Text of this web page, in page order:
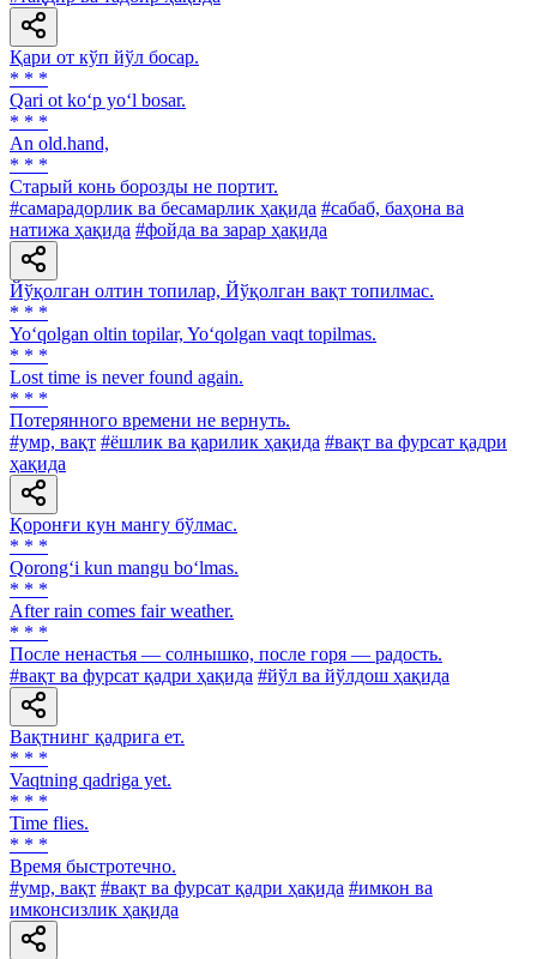
Қари от кўп йўл босар.
* * *
Qari ot ko‘p yo‘l bosar.
* * *
An old.hand,
* * *
Старый конь борозды не портит.
#самарадорлик ва бесамарлик ҳақида #сабаб, баҳона ва
натижа ҳақида #фойда ва зарар ҳақида
Йўқолган олтин топилар, Йўқолган вақт топилмас.
* * *
Yo‘qolgan oltin topilar, Yo‘qolgan vaqt topilmas.
* * *
Lost time is never found again.
* * *
Потерянного времени не вернуть.
#умр, вақт #ёшлик ва қарилик ҳақида #вақт ва фурсат қадри
ҳақида
Қоронғи кун мангу бўлмас.
* * *
Qorong‘i kun mangu bo‘lmas.
* * *
After rain comes fair weather.
* * *
После ненастья — солнышко, после горя — радость.
#вақт ва фурсат қадри ҳақида #йўл ва йўлдош ҳақида
Вақтнинг қадрига ет.
* * *
Vaqtning qadriga yet.
* * *
Time flies.
* * *
Время быстротечно.
#умр, вақт #вақт ва фурсат қадри ҳақида #имкон ва
имконсизлик ҳақида